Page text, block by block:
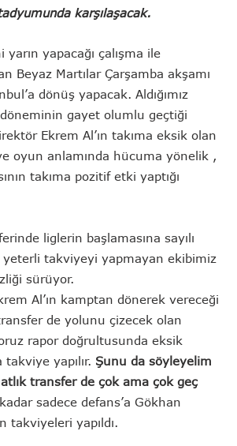
karşılaşacak.
yapacağı çalışma ile
Beyaz Martılar Çarşamba akşamı
dönüş yapacak. Aldığımız
gayet olumlu geçtiği
Ekrem Al’ın takıma eksik olan
oyun anlamında hücuma yönelik ,
takıma pozitif etki yaptığı
liglerin başlamasına sayılı
takviyeyi yapmayan ekibimiz
sürüyor.
Al’ın kamptan dönerek vereceği
de yolunu çizecek olan
rapor doğrultusunda eksik
yapılır. Şunu da söyleyelim
transfer de çok ama çok geç
sadece defans’a Gökhan
takviyeleri yapıldı.